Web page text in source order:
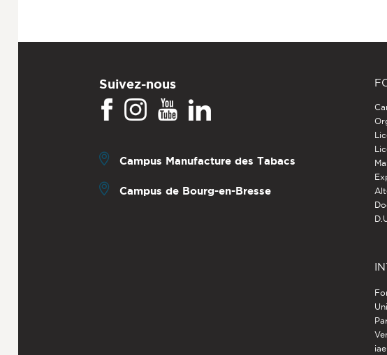
Suivez-nous
Campus Manufacture des Tabacs
Campus de Bourg-en-Bresse